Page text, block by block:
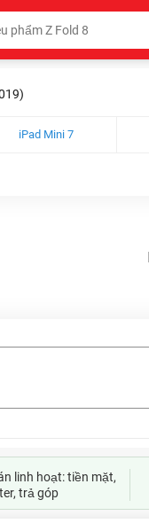
iPad Mini 7
linh hoạt: tiền mặt,
trả góp